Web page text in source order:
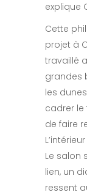
explique
Cette
projet à
travaillé
grandes
les
cadrer le
de faire
Le salon
lien, un
ressent